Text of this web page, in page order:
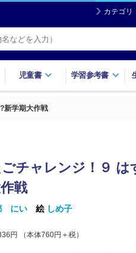
カテゴリ
児童書 学習参考書
新学期大作戦
チャレンジ！９
戦
にい 絵 しめ子
円 （本体760円＋税）